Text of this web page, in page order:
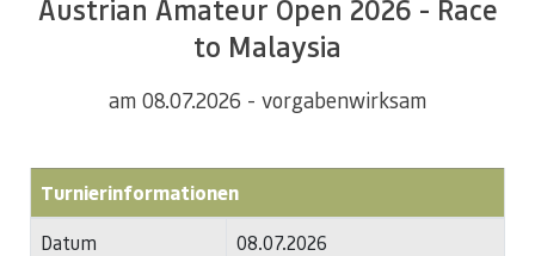
Austrian Amateur Open 2026 - Race
to Malaysia
am 08.07.2026 - vorgabenwirksam
Turnierinformationen
Datum
08.07.2026